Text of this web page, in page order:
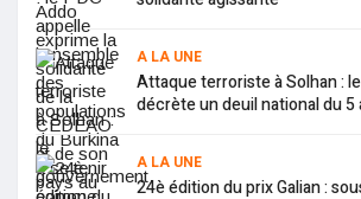
A LA UNE
Attaque terroriste à Solhan :
décrète un deuil national du 5
A LA UNE
24è édition du prix Galian :